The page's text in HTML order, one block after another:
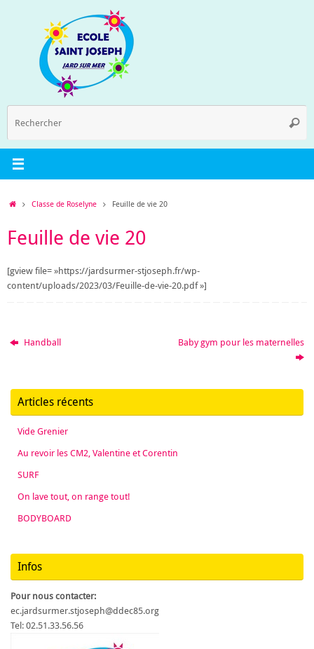
AccueilClasse de Roselyne Feuille de vie 20
Feuille de vie 20
[gview file= »https://jardsurmer-stjoseph.fr/wp-
content/uploads/2023/03/Feuille-de-vie-20.pdf »]
Handball Baby gym pour les maternelles
Articles récents
Vide Grenier
Au revoir les CM2, Valentine et Corentin
SURF
On lave tout, on range tout!
BODYBOARD
Infos
Pour nous contacter:
ec.jardsurmer.stjoseph@ddec85.org
Tel: 02.51.33.56.56